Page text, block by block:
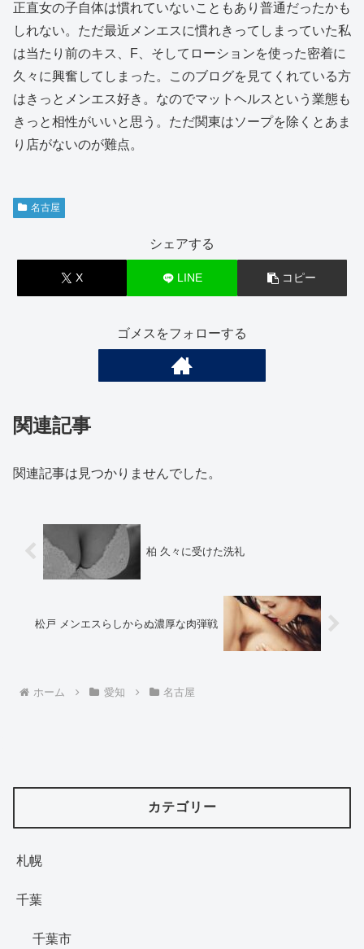
正直女の子自体は慣れていないこともあり普通だったかも
しれない。ただ最近メンエスに慣れきってしまっていた私
は当たり前のキス、F、そしてローションを使った密着に
久々に興奮してしまった。このブログを見てくれている方
はきっとメンエス好き。なのでマットヘルスという業態も
きっと相性がいいと思う。ただ関東はソープを除くとあま
り店がないのが難点。
名古屋
シェアする
X LINE コピー
ゴメスをフォローする
関連記事
関連記事は見つかりませんでした。
柏 久々に受けた洗礼
松戸 メンエスらしからぬ濃厚な肉弾戦
ホーム 愛知 名古屋
カテゴリー
札幌
千葉
千葉市